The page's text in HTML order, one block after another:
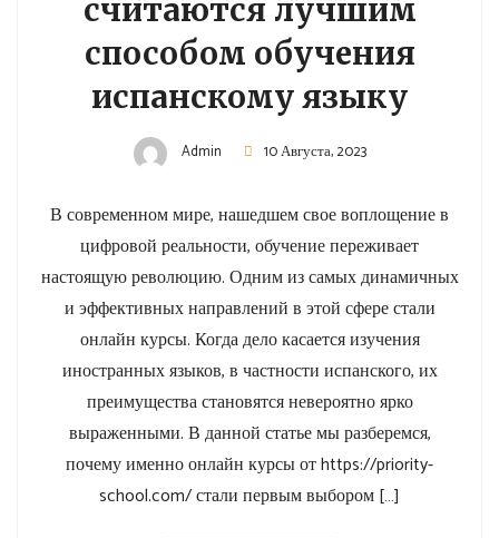
считаются лучшим
способом обучения
испанскому языку
Admin 10 Августа, 2023
В современном мире, нашедшем свое воплощение в
цифровой реальности, обучение переживает
настоящую революцию. Одним из самых динамичных
и эффективных направлений в этой сфере стали
онлайн курсы. Когда дело касается изучения
иностранных языков, в частности испанского, их
преимущества становятся невероятно ярко
выраженными. В данной статье мы разберемся,
почему именно онлайн курсы от https://priority-
school.com/ стали первым выбором […]